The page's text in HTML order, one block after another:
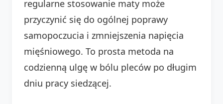
regularne stosowanie maty może
przyczynić się do ogólnej poprawy
samopoczucia i zmniejszenia napięcia
mięśniowego. To prosta metoda na
codzienną ulgę w bólu pleców po długim
dniu pracy siedzącej.